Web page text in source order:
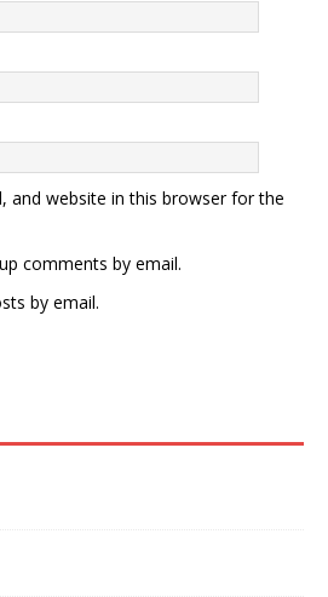
and website in this browser for the
comments by email.
by email.